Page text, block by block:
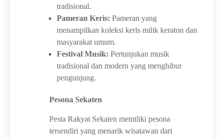
tradisional.
Pameran Keris: Pameran yang
menampilkan koleksi keris milik keraton dan
masyarakat umum.
Festival Musik: Pertunjukan musik
tradisional dan modern yang menghibur
pengunjung.
Pesona Sekaten
Pesta Rakyat Sekaten memiliki pesona
tersendiri yang menarik wisatawan dari